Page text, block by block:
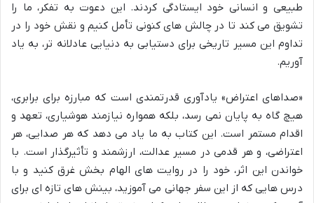
طبیعی و انسانی خود ایستادگی کردند. این دعوت به تفکر، ما را
تشویق می کند تا در چالش های کنونی تأمل کنیم و نقش خود را در
تداوم این مسیر تاریخی برای دستیابی به دنیایی عادلانه تر، به یاد
آوریم.
«صداهای اعتراض» یادآوری قدرتمندی است که مبارزه برای برابری،
هیچ گاه به پایان نمی رسد، بلکه همواره نیازمند هوشیاری، تعهد و
اقدام مستمر است. این کتاب به ما یاد می دهد که هر صدایی، هر
اعتراضی، و هر قدمی در مسیر عدالت، ارزشمند و تأثیرگذار است. با
خواندن این اثر، خود را در روایت های الهام بخش غرق کنید و با
درس هایی که از این سفر جهانی می آموزید، بینش های تازه ای برای